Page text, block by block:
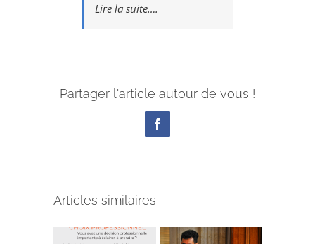
Lire la suite….
Partager l'article autour de vous !
Facebook
Articles similaires